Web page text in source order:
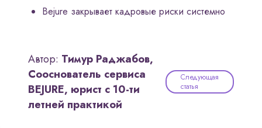
Bejure закрывает кадровые риски системно
Автор: Тимур Раджабов,
Сооснователь сервиса
BEJURE, юрист с 10-ти
летней практикой
Следующая
статья